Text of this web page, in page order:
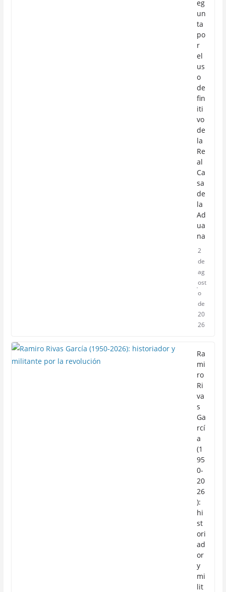
eg
un
ta
po
r
el
us
o
de
fin
iti
vo
de
la
Re
al
Ca
sa
de
la
Ad
ua
na
2
de
ag
ost
o
de
20
26
Ra
mi
ro
Ri
va
s
Ga
rcí
a
(1
95
0-
20
26
):
hi
st
ori
ad
or
y
mi
lit